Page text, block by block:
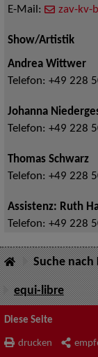
E-Mail:
zav-kv-
Show/Artistik
Andrea Wittwer
Telefon: +49 228
Johanna
Telefon: +49 228
Thomas Schwarz
Telefon: +49 228
Assistenz: Ruth
Telefon: +49 228
Suche
equi-libre
Diese Seite
drucken